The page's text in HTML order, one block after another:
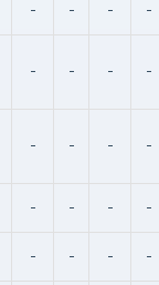
- - - -
- - - -
- - - -
- - - -
- - - -